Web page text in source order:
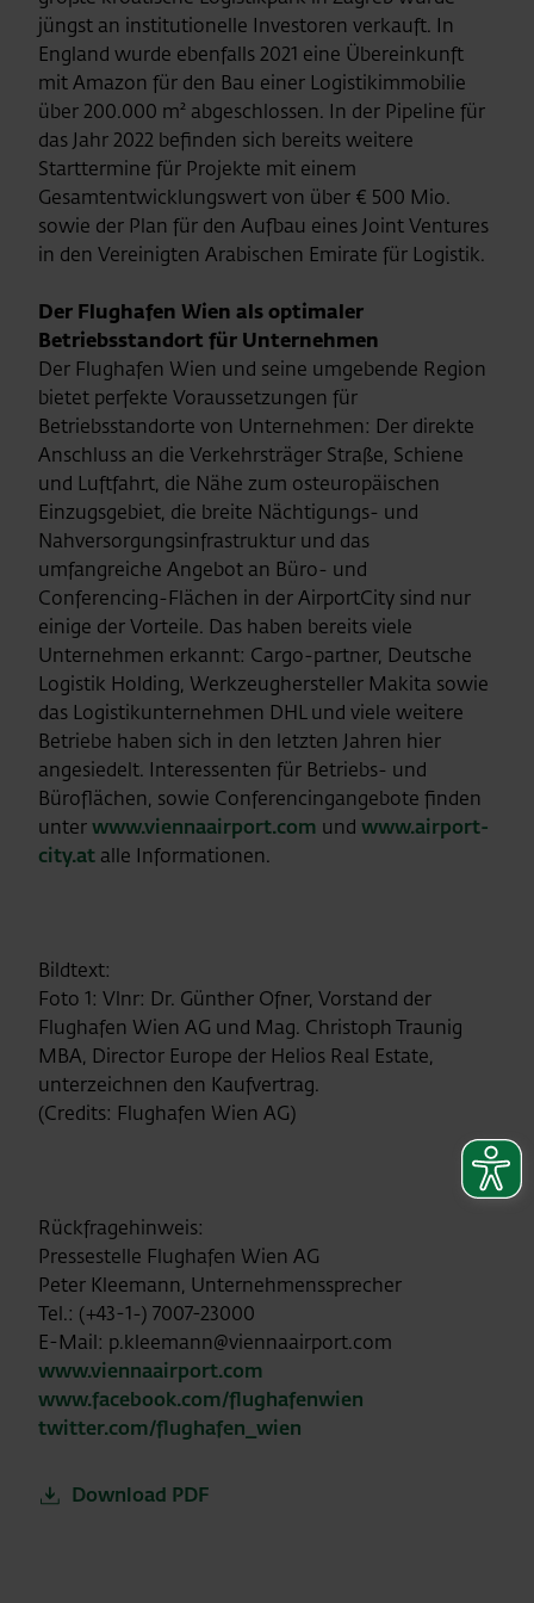
jüngst an institutionelle Investoren verkauft. In
England wurde ebenfalls 2021 eine Übereinkunft
mit Amazon für den Bau einer Logistikimmobilie
über 200.000 m² abgeschlossen. In der Pipeline für
das Jahr 2022 befinden sich bereits weitere
Starttermine für Projekte mit einem
Gesamtentwicklungswert von über € 500 Mio.
sowie der Plan für den Aufbau eines Joint Ventures
in den Vereinigten Arabischen Emirate für Logistik.
Der Flughafen Wien als optimaler
Betriebsstandort für Unternehmen
Der Flughafen Wien und seine umgebende Region
bietet perfekte Voraussetzungen für
Betriebsstandorte von Unternehmen: Der direkte
Anschluss an die Verkehrsträger Straße, Schiene
und Luftfahrt, die Nähe zum osteuropäischen
Einzugsgebiet, die breite Nächtigungs- und
Nahversorgungsinfrastruktur und das
umfangreiche Angebot an Büro- und
Conferencing-Flächen in der AirportCity sind nur
einige der Vorteile. Das haben bereits viele
Unternehmen erkannt: Cargo-partner, Deutsche
Logistik Holding, Werkzeughersteller Makita sowie
das Logistikunternehmen DHL und viele weitere
Betriebe haben sich in den letzten Jahren hier
angesiedelt. Interessenten für Betriebs- und
Büroflächen, sowie Conferencingangebote finden
unterwww.viennaairport.com und www.airport-
city.at alle Informationen.
Bildtext:
Foto 1: Vlnr: Dr. Günther Ofner, Vorstand der
Flughafen Wien AG und Mag. Christoph Traunig
MBA, Director Europe der Helios Real Estate,
unterzeichnen den Kaufvertrag.
(Credits: Flughafen Wien AG)
Rückfragehinweis:
Pressestelle Flughafen Wien AG
Peter Kleemann, Unternehmenssprecher
Tel.: (+43-1-) 7007-23000
E-Mail: p.kleemann@viennaairport.com
www.viennaairport.com
www.facebook.com/flughafenwien
twitter.com/flughafen_wien
Download PDF